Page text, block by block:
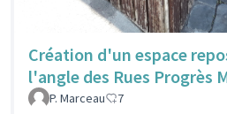
Création d'un espace
l'angle des Rues Progrès
P. Marceau 7